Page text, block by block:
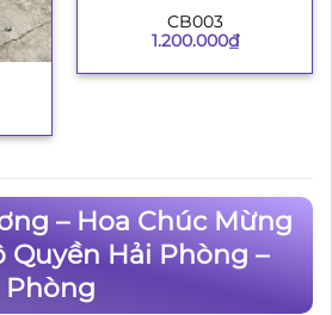
CB003
1.200.000₫
– Hoa Chúc Mừng
Quyền Hải Phòng –